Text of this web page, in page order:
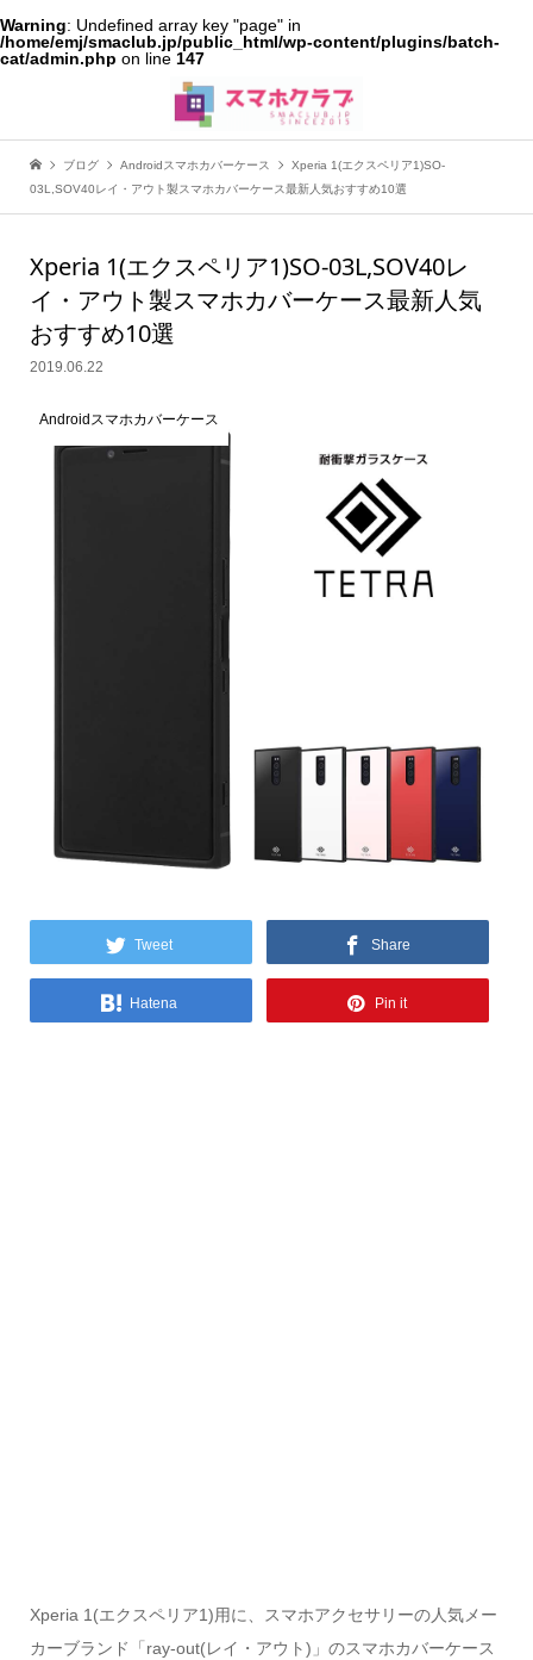
Warning: Undefined array key "page" in
/home/emj/smaclub.jp/public_html/wp-content/plugins/batch-
cat/admin.php on line 147
ブログ Androidスマホカバーケース
Xperia 1(エクスペリア1)SO-
03L,SOV40レイ・アウト製スマホカバーケース最新人気おすすめ10選
Xperia 1(エクスペリア1)SO-03L,SOV40レ
イ・アウト製スマホカバーケース最新人気
おすすめ10選
2019.06.22
Androidスマホカバーケース
Tweet Share
Hatena Pin it
Xperia 1(エクスペリア1)用に、スマホアクセサリーの人気メー
カーブランド「ray-out(レイ・アウト)」のスマホカバーケース